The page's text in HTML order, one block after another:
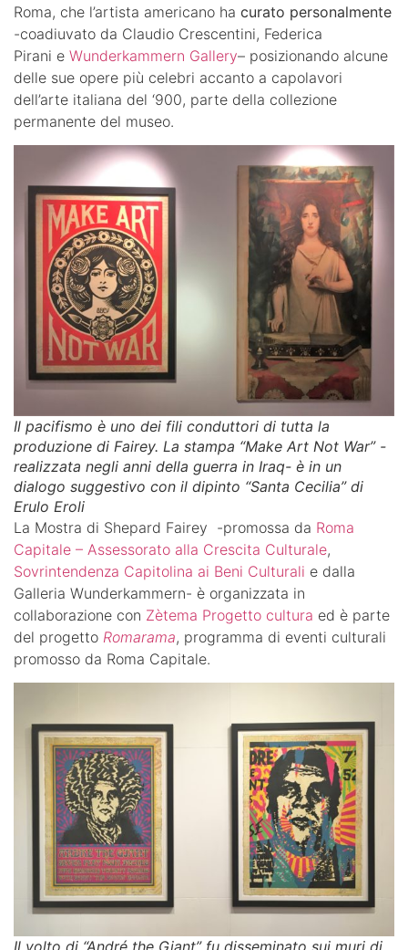
Roma, che l’artista americano ha curato personalmente
-coadiuvato da Claudio Crescentini, Federica
Pirani e Wunderkammern Gallery– posizionando alcune
delle sue opere più celebri accanto a capolavori
dell’arte italiana del ‘900, parte della collezione
permanente del museo.
Il pacifismo è uno dei fili conduttori di tutta la
produzione di Fairey. La stampa “Make Art Not War” -
realizzata negli anni della guerra in Iraq- è in un
dialogo suggestivo con il dipinto “Santa Cecilia” di
Erulo Eroli
La Mostra di Shepard Fairey -promossa da Roma
Capitale – Assessorato alla Crescita Culturale,
Sovrintendenza Capitolina ai Beni Culturali e dalla
Galleria Wunderkammern- è organizzata in
collaborazione con Zètema Progetto cultura ed è parte
del progetto Romarama, programma di eventi culturali
promosso da Roma Capitale.
Il volto di “André the Giant” fu disseminato sui muri di